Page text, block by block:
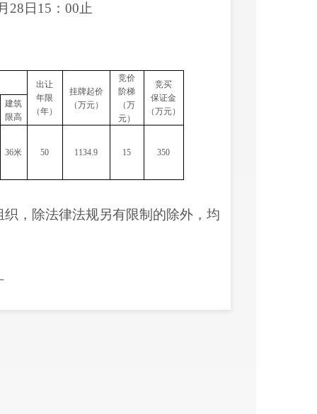
28日15：00止
出让
年限
（年）
挂牌起价
（万元）
竞价
阶梯
（万
元）
竞买
保证金
（万元）
建筑
限高
36米 50 1134.9 15 350
，除法律法规另有限制的除外，均
求；土地竞得人在签订成交确认书